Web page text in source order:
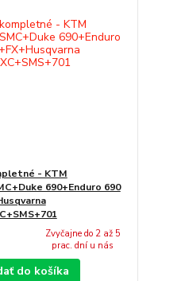
- KTM
690+Enduro 690
Zvyčajne do 2 až 5
prac. dní u nás
do košíka